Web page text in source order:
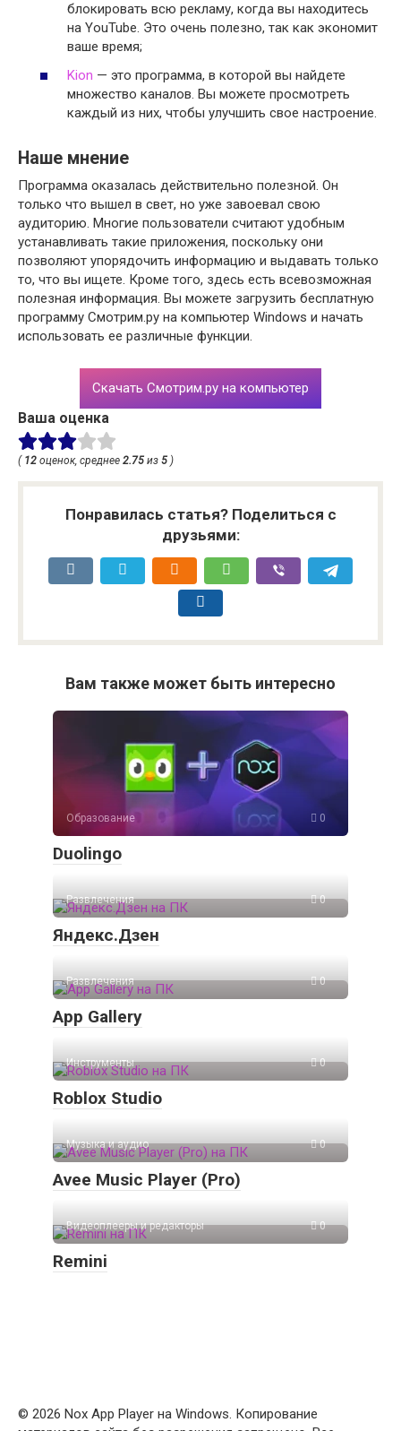
блокировать всю рекламу, когда вы находитесь
на YouTube. Это очень полезно, так как экономит
ваше время;
Kion — это программа, в которой вы найдете
множество каналов. Вы можете просмотреть
каждый из них, чтобы улучшить свое настроение.
Наше мнение
Программа оказалась действительно полезной. Он
только что вышел в свет, но уже завоевал свою
аудиторию. Многие пользователи считают удобным
устанавливать такие приложения, поскольку они
позволяют упорядочить информацию и выдавать только
то, что вы ищете. Кроме того, здесь есть всевозможная
полезная информация. Вы можете загрузить бесплатную
программу Смотрим.ру на компьютер Windows и начать
использовать ее различные функции.
Скачать Смотрим.ру на компьютер
Ваша оценка
( 12 оценок, среднее 2.75 из 5 )
Понравилась статья? Поделиться с
друзьями:
Вам также может быть интересно
Образование 0
Duolingo
Развлечения 0
Яндекс.Дзен
Развлечения 0
App Gallery
Инструменты 0
Roblox Studio
Музыка и аудио 0
Avee Music Player (Pro)
Видеоплееры и редакторы 0
Remini
© 2026 Nox App Player на Windows. Копирование